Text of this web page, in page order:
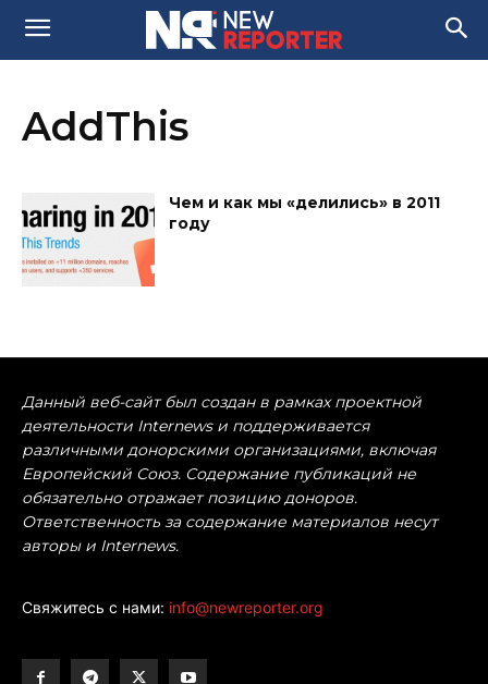
AddThis
Чем и как мы «делились» в 2011
году
Данный веб-сайт был создан в рамках проектной
деятельности Internews и поддерживается
различными донорскими организациями, включая
Европейский Союз. Содержание публикаций не
обязательно отражает позицию доноров.
Ответственность за содержание материалов несут
авторы и Internews.
Свяжитесь с нами: info@newreporter.org